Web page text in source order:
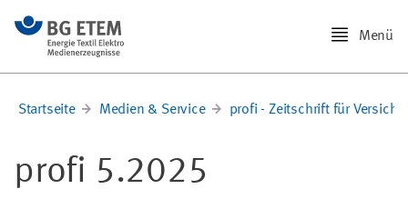
Menü
Startseite Medien & Service profi - Zeitschrift für
profi 5.2025